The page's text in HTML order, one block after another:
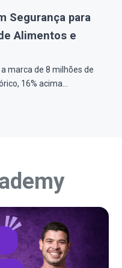
Segurança para
Alimentos e
marca de 8 milhões de
16% acima…